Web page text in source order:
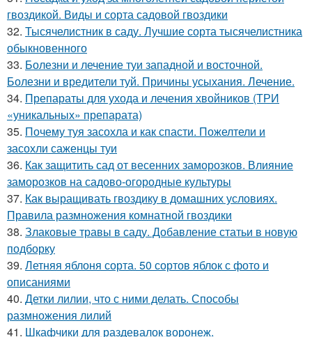
гвоздикой. Виды и сорта садовой гвоздики
32. Тысячелистник в саду. Лучшие сорта тысячелистника
обыкновенного
33. Болезни и лечение туи западной и восточной.
Болезни и вредители туй. Причины усыхания. Лечение.
34. Препараты для ухода и лечения хвойников (ТРИ
«уникальных» препарата)
35. Почему туя засохла и как спасти. Пожелтели и
засохли саженцы туи
36. Как защитить сад от весенних заморозков. Влияние
заморозков на садово-огородные культуры
37. Как выращивать гвоздику в домашних условиях.
Правила размножения комнатной гвоздики
38. Злаковые травы в саду. Добавление статьи в новую
подборку
39. Летняя яблоня сорта. 50 сортов яблок с фото и
описаниями
40. Детки лилии, что с ними делать. Способы
размножения лилий
41. Шкафчики для раздевалок воронеж.